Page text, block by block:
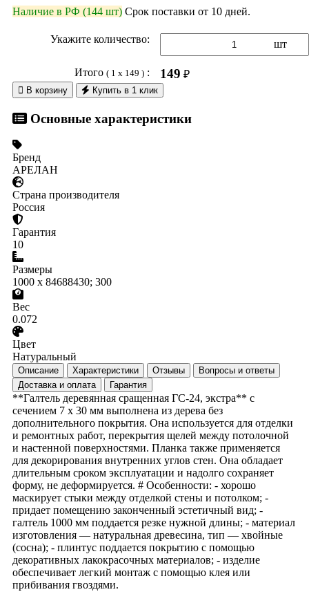
Наличие в РФ (144 шт) Срок поставки от 10 дней.
Укажите количество: шт
Итого ( 1 x 149 ): 149 ₽
 В корзину Купить в 1 клик
Основные характеристики
Бренд
АРЕЛАН
Страна производителя
Россия
Гарантия
10
Размеры
1000 x 84688430; 300
Вес
0.072
Цвет
Натуральный
Описание Характеристики Отзывы
Вопросы и ответы
Доставка и оплата
Гарантия
**Галтель деревянная сращенная ГС-24, экстра** с
сечением 7 х 30 мм выполнена из дерева без
дополнительного покрытия. Она используется для отделки
и ремонтных работ, перекрытия щелей между потолочной
и настенной поверхностями. Планка также применяется
для декорирования внутренних углов стен. Она обладает
длительным сроком эксплуатации и надолго сохраняет
форму, не деформируется. # Особенности: - хорошо
маскирует стыки между отделкой стены и потолком; -
придает помещению законченный эстетичный вид; -
галтель 1000 мм поддается резке нужной длины; - материал
изготовления — натуральная древесина, тип — хвойные
(сосна); - плинтус поддается покрытию с помощью
декоративных лакокрасочных материалов; - изделие
обеспечивает легкий монтаж с помощью клея или
прибивания гвоздями.